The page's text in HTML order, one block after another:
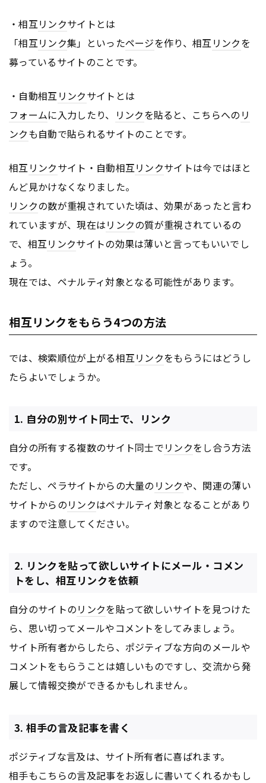
・相互リンクサイトとは
「相互リンク集」といったページを作り、相互 リンクを
募っているサイトのことです。
・自動相互 リンクサイトとは
フォームに入力したり、 リンクを貼ると、こちらへの リ
ンクも自動で貼られるサイトのことです。
相互 リンクサイト・自動相互リンクサイトは今ではほと
んど見かけなくなりました。
リンクの数が重視されていた頃は、効果があったと言わ
れていますが、現在はリンクの質が重視されているの
で、相互リンクサイトの効果は薄いと言ってもいいでし
ょう。
現在では、ペナルティ対象となる可能性があります。
相互リンクをもらう4つの方法
では、検索順位が上がる相互リンクをもらうにはどうし
たらよいでしょうか。
1. 自分の別サイト同士で、リンク
自分の所有する複数のサイト同士でリンクをし合う方法
です。
ただし、ペラサイトからの大量の リンクや、関連の薄い
サイトからのリンクはペナルティ対象となることがあり
ますので注意してください。
2. リンクを貼って欲しいサイトにメール・コメン
トをし、相互リンクを依頼
自分のサイトのリンクを貼って欲しいサイトを見つけた
ら、思い切ってメールやコメントをしてみましょう。
サイト所有者からしたら、ポジティブな方向のメールや
コメントをもらうことは嬉しいものですし、交流から発
展して情報交換ができるかもしれません。
3. 相手の言及記事を書く
ポジティブな言及は、サイト所有者に喜ばれます。
相手もこちらの言及記事をお返しに書いてくれるかもし